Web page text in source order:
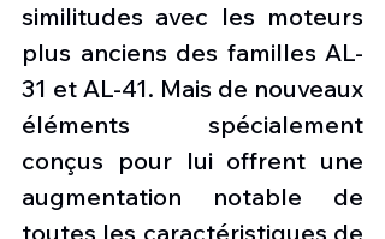
similitudes avec les moteurs
plus anciens des familles AL-
31 et AL-41. Mais de nouveaux
éléments spécialement
conçus pour lui offrent une
augmentation notable de
toutes les caractéristiques de